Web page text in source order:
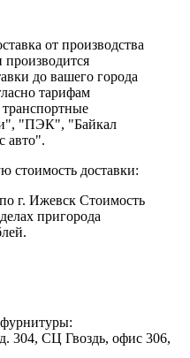
от производства
до вашего города
тарифам
"ПЭК", "Байкал
авто".
стоимость доставки:
г. Ижевск Стоимость
пригорода
304, СЦ Гвоздь, офис 306,